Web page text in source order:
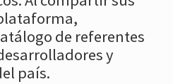
de referentes
y
país.